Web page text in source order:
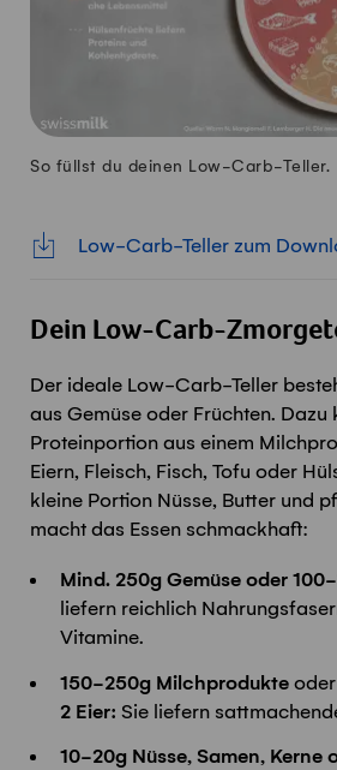
So füllst du deinen Low-Carb-Teller.
Low-Carb-Teller zum
Dein Low-Carb-Zmor
Der ideale Low-Carb-Teller
aus Gemüse oder Früchten. Dazu
Proteinportion aus einem
Eiern, Fleisch, Fisch, Tofu oder
kleine Portion Nüsse, Butter und
macht das Essen schmackhaft:
Mind. 250g Gemüse oder
liefern reichlich
Vitamine.
150-250g Milchprodukte oder
2 Eier: Sie liefern
10-20g Nüsse, Samen, Kerne